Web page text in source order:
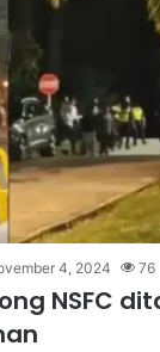
4, 2024 76
NSFC